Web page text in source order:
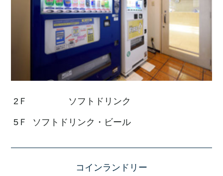
2Ｆ ソフトドリンク
5Ｆ ソフトドリンク・ビール
コインランドリー